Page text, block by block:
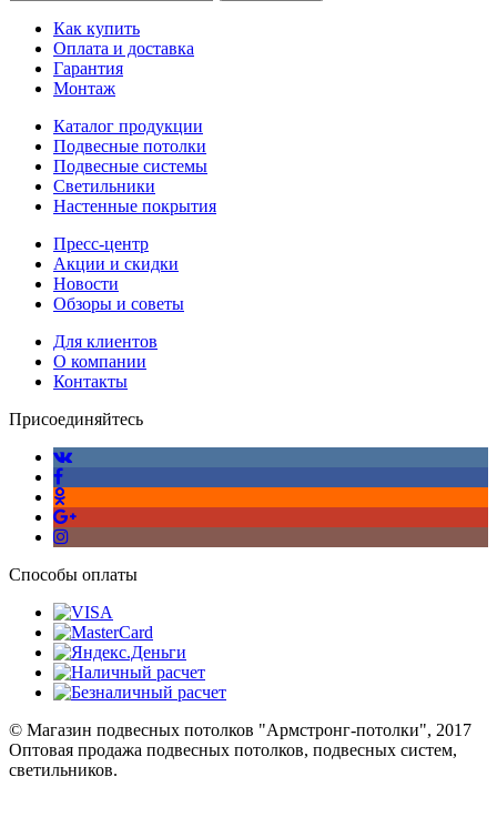
Как купить
Оплата и доставка
Гарантия
Монтаж
Каталог продукции
Подвесные потолки
Подвесные системы
Светильники
Настенные покрытия
Пресс-центр
Акции и скидки
Новости
Обзоры и советы
Для клиентов
О компании
Контакты
Присоединяйтесь
Способы оплаты
© Магазин подвесных потолков "Армстронг-потолки", 2017
Оптовая продажа подвесных потолков, подвесных систем,
светильников.